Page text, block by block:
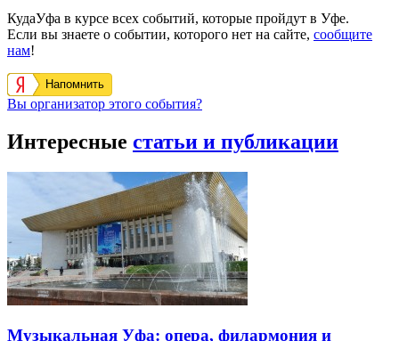
КудаУфа в курсе всех событий, которые пройдут в Уфе.
Если вы знаете о событии, которого нет на сайте, сообщите
нам!
Напомнить
Вы организатор этого события?
Интересные статьи и публикации
Музыкальная Уфа: опера, филармония и